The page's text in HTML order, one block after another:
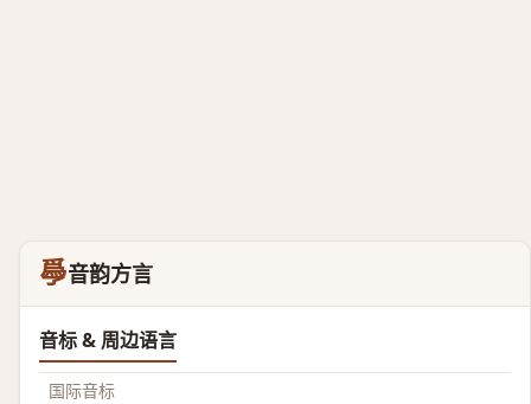
爳音韵方言
音标 & 周边语言
国际音标